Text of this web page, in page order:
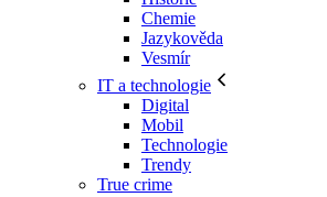
Chemie
Jazykověda
Vesmír
IT a technologie
Digital
Mobil
Technologie
Trendy
True crime